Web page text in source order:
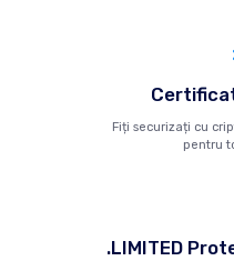
Fiți securizați cu
pentru
.LIMITED